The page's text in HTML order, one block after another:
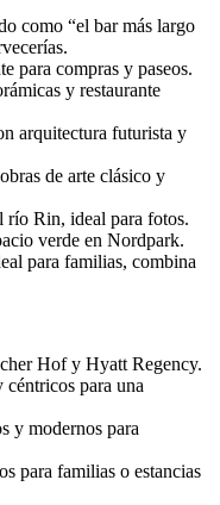
como “el bar más largo
para compras y paseos.
y restaurante
arquitectura futurista y
de arte clásico y
río Rin, ideal para fotos.
verde en Nordpark.
para familias, combina
Hof y Hyatt Regency.
céntricos para una
y modernos para
para familias o estancias